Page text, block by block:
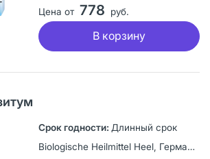
Цена от 778 руб.
В корзину
Длинный срок
Biologische Heilmittel Heel, Германия